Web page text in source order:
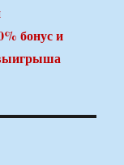
бонус и